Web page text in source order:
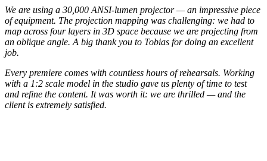
We are using a 30,000 ANSI-lumen projector — an impressive piece
of equipment. The projection mapping was challenging: we had to
map across four layers in 3D space because we are projecting from
an oblique angle. A big thank you to Tobias for doing an excellent
job.
Every premiere comes with countless hours of rehearsals. Working
with a 1:2 scale model in the studio gave us plenty of time to test
and refine the content. It was worth it: we are thrilled — and the
client is extremely satisfied.